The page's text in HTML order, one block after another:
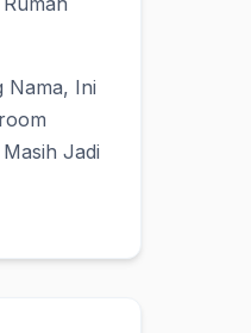
Nama, Ini
Jadi